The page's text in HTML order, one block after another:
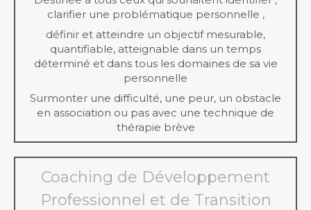
clarifier une problématique personnelle ,
définir et atteindre un objectif mesurable,
quantifiable, atteignable dans un temps
déterminé et dans tous les domaines de sa vie
personnelle
Surmonter une difficulté, une peur, un obstacle
en association ou pas avec une technique de
thérapie brève
Coaching de Développement
Professionnel et de Transition